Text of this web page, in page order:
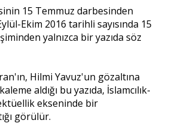
15 Temmuz darbesinden
Ekim 2016 tarihli sayısında 15
yalnızca bir yazıda söz
Hilmi Yavuz'un gözaltına
aldığı bu yazıda, İslamcılık-
ekseninde bir
görülür.